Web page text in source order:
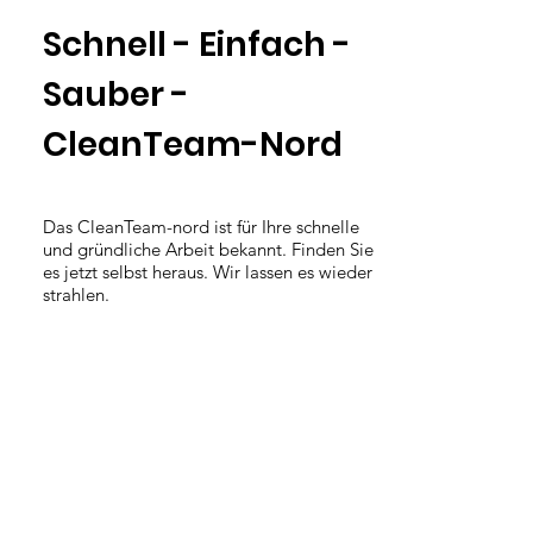
Schnell - Einfach -
Sauber -
CleanTeam-Nord
Das CleanTeam-nord ist für Ihre schnelle
und gründliche Arbeit bekannt. Finden Sie
es jetzt selbst heraus. Wir lassen es wieder
strahlen.